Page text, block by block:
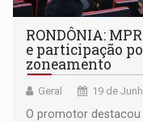
RONDÔNIA:
e participação
zoneamento
Geral 19 de
O promotor